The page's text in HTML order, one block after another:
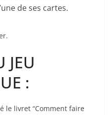
de ses cartes.
JEU
:
le livret “Comment faire